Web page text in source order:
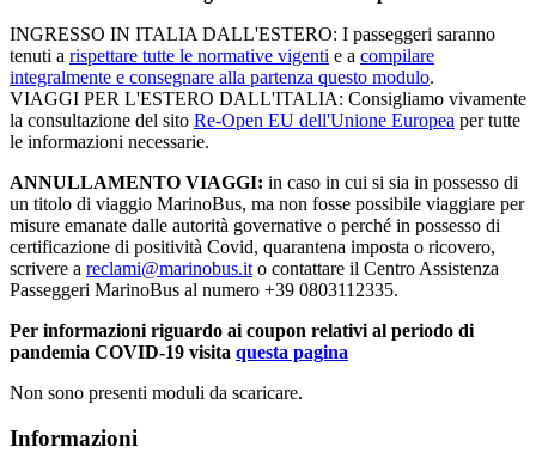
INGRESSO IN ITALIA DALL'ESTERO: I passeggeri saranno
tenuti a rispettare tutte le normative vigenti e a compilare
integralmente e consegnare alla partenza questo modulo.
VIAGGI PER L'ESTERO DALL'ITALIA: Consigliamo vivamente
la consultazione del sito Re-Open EU dell'Unione Europea per tutte
le informazioni necessarie.
ANNULLAMENTO VIAGGI: in caso in cui si sia in possesso di
un titolo di viaggio MarinoBus, ma non fosse possibile viaggiare per
misure emanate dalle autorità governative o perché in possesso di
certificazione di positività Covid, quarantena imposta o ricovero,
scrivere a reclami@marinobus.it o contattare il Centro Assistenza
Passeggeri MarinoBus al numero +39 0803112335.
Per informazioni riguardo ai coupon relativi al periodo di
pandemia COVID-19 visita questa pagina
Non sono presenti moduli da scaricare.
Informazioni